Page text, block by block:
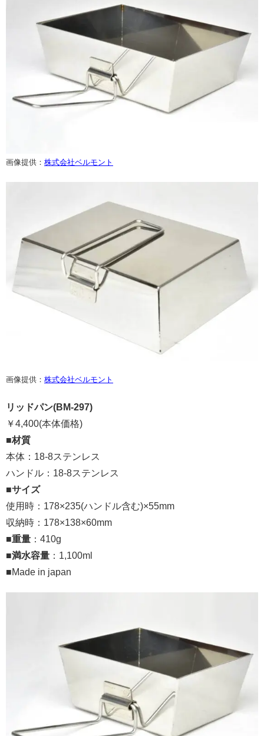
画像提供： 株式会社ベルモント
画像提供： 株式会社ベルモント
リッドパン(BM-297)
￥4,400(本体価格)
■材質
本体：18-8ステンレス
ハンドル：18-8ステンレス
■サイズ
使用時：178×235(ハンドル含む)×55mm
収納時：178×138×60mm
■重量 ：410g
■満水容量 ：1,100ml
■Made in japan